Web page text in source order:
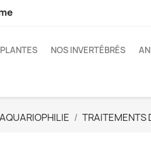
NOS INVERTÉBRÉS
TRAITEMENTS